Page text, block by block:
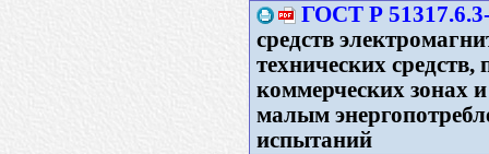
ГОСТ Р
средств
технических
коммерческих зонах
малым
испытаний